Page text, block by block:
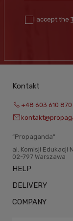
I accept the
Kontakt
+48 603 610 870
“Propaganda"
al. Komisji Edukacji
02-797 Warszawa
HELP
DELIVERY
COMPANY